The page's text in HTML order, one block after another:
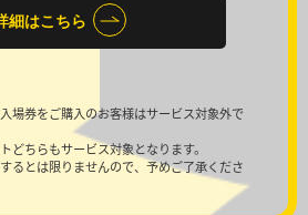
細はこちら
場券をご購入のお客様はサービス対象外で
ちらもサービス対象となります。
るとは限りませんので、予めご了承くださ